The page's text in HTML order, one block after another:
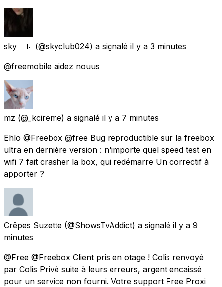
sky🇹🇷 (@skyclub024) a signalé il y a 3 minutes
@freemobile aidez nouus
mz (@_kcireme) a signalé il y a 7 minutes
Ehlo @Freebox @free Bug reproductible sur la freebox
ultra en dernière version : n'importe quel speed test en
wifi 7 fait crasher la box, qui redémarre Un correctif à
apporter ?
Crêpes Suzette (@ShowsTvAddict) a signalé il y a 9
minutes
@Free @Freebox Client pris en otage ! Colis renvoyé
par Colis Privé suite à leurs erreurs, argent encaissé
pour un service non fourni. Votre support Free Proxi